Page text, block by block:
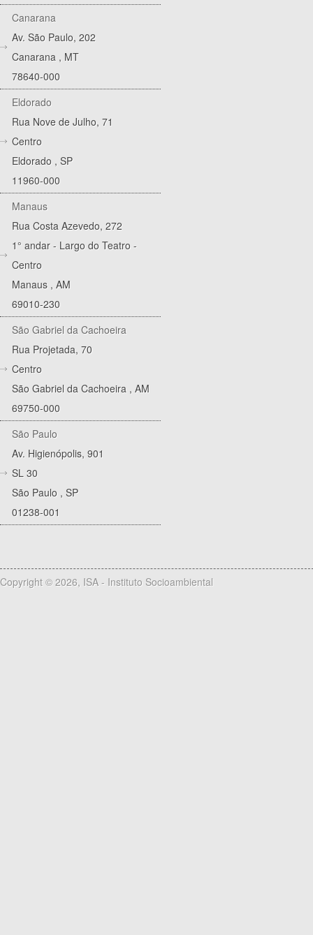
Canarana
Av. São Paulo, 202
Canarana , MT
78640-000
Eldorado
Rua Nove de Julho, 71
Centro
Eldorado , SP
11960-000
Manaus
Rua Costa Azevedo, 272
1° andar - Largo do Teatro -
Centro
Manaus , AM
69010-230
São Gabriel da Cachoeira
Rua Projetada, 70
Centro
São Gabriel da Cachoeira , AM
69750-000
São Paulo
Av. Higienópolis, 901
SL 30
São Paulo , SP
01238-001
Copyright © 2026, ISA - Instituto Socioambiental